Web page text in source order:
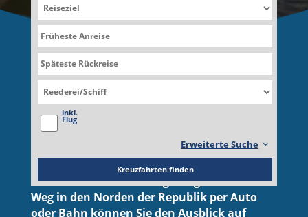
inkl.
Flug
Erweiterte Suche
Kreuzfahrten finden
Komfortable An- und
Abreise
Deutschlandist
eine gute Option für einen Urlaub mit
stressfreier Anreise in Eigenregie. Auf dem
Weg in den Norden der Republik per Auto
oder Bahn können Sie den Ausblick auf